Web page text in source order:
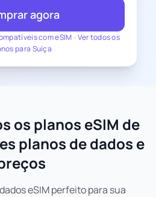
com eSIM -Ver todos os
para Suíça
agora
os planos eSIM de
planos de dados e
eSIM perfeito para sua